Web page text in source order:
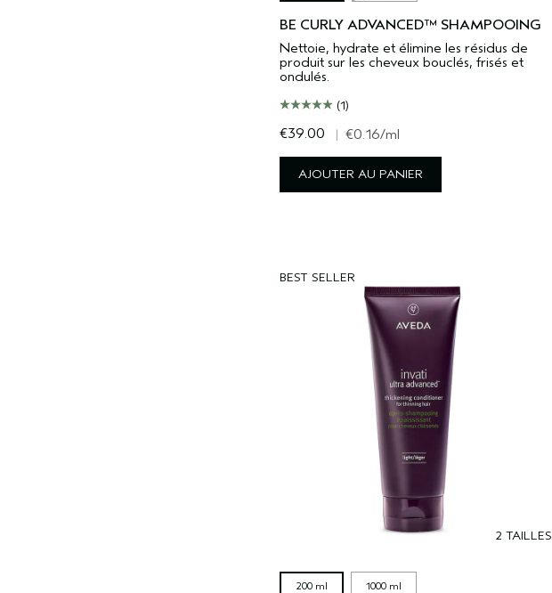
BE CURLY ADVANCED™ SHAMPOOING
Nettoie, hydrate et élimine les résidus de
produit sur les cheveux bouclés, frisés et
ondulés.
(1)
€39.00 | €0.16/ml
AJOUTER AU PANIER
BEST SELLER
2 TAILLES
200 ml 1000 ml